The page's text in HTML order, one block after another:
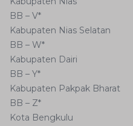
BB – V*
Kabupaten Nias Selatan
BB – W*
Kabupaten Dairi
BB – Y*
Kabupaten Pakpak Bharat
BB – Z*
Kota Bengkulu